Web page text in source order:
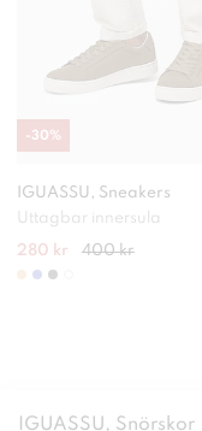
IGUASSU, Sneakers
Uttagbar innersula
280 kr 400 kr
-30%
IGUASSU, Snörskor